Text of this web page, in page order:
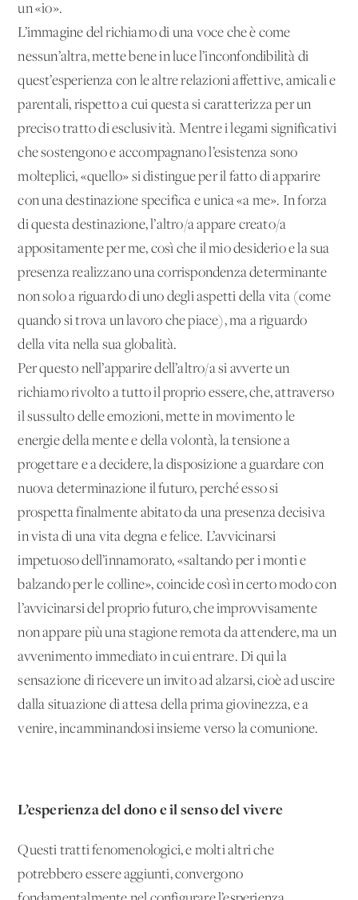
un «io».
L’immagine del richiamo di una voce che è come
nessun’altra, mette bene in luce l’inconfondibilità di
quest’esperienza con le altre relazioni affettive, amicali e
parentali, rispetto a cui questa si caratterizza per un
preciso tratto di esclusività. Mentre i legami significativi
che sostengono e accompagnano l’esistenza sono
molteplici, «quello» si distingue per il fatto di apparire
con una destinazione specifica e unica «a me». In forza
di questa destinazione, l’altro/a appare creato/a
appositamente per me, così che il mio desiderio e la sua
presenza realizzano una corrispondenza determinante
non solo a riguardo di uno degli aspetti della vita (come
quando si trova un lavoro che piace), ma a riguardo
della vita nella sua globalità.
Per questo nell’apparire dell’altro/a si avverte un
richiamo rivolto a tutto il proprio essere, che, attraverso
il sussulto delle emozioni, mette in movimento le
energie della mente e della volontà, la tensione a
progettare e a decidere, la disposizione a guardare con
nuova determinazione il futuro, perché esso si
prospetta finalmente abitato da una presenza decisiva
in vista di una vita degna e felice. L’avvicinarsi
impetuoso dell’innamorato, «saltando per i monti e
balzando per le colline», coincide così in certo modo con
l’avvicinarsi del proprio futuro, che improvvisamente
non appare più una stagione remota da attendere, ma un
avvenimento immediato in cui entrare. Di qui la
sensazione di ricevere un invito ad alzarsi, cioè ad uscire
dalla situazione di attesa della prima giovinezza, e a
venire, incamminandosi insieme verso la comunione.
L’esperienza del dono e il senso del vivere
Questi tratti fenomenologici, e molti altri che
potrebbero essere aggiunti, convergono